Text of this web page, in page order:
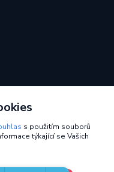
online platba
obaly, ochranná skla a
s použitím souborů
týkající se Vašich